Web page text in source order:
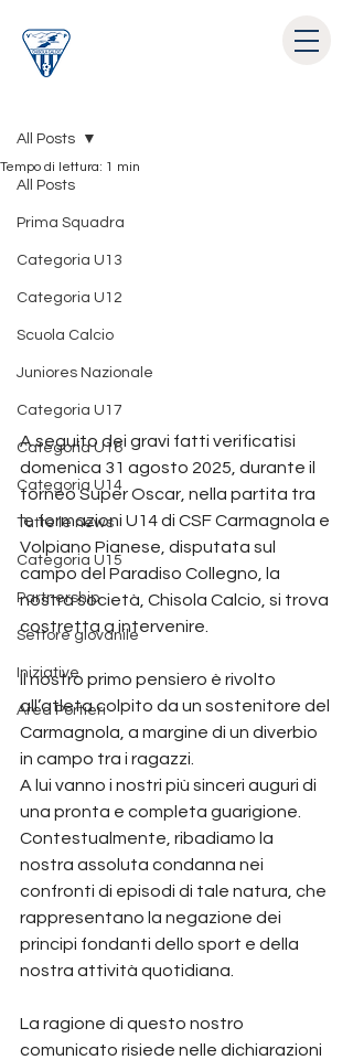
All Posts
Prima Squadra
Categoria U13
Categoria U12
Scuola Calcio
Juniores Nazionale
Categoria U17
Categoria U16
Categoria U14
Tutte le news
Categoria U15
Partnership
Settore giovanile
Iniziative
Area Portieri
All Posts
Tempo di lettura: 1 min
A seguito dei gravi fatti verificatisi
domenica 31 agosto 2025, durante il
torneo Super Oscar, nella partita tra
le formazioni U14 di CSF Carmagnola e
Volpiano Pianese, disputata sul
campo del Paradiso Collegno, la
nostra società, Chisola Calcio, si trova
costretta a intervenire.
Il nostro primo pensiero è rivolto
all’atleta colpito da un sostenitore del
Carmagnola, a margine di un diverbio
in campo tra i ragazzi.
A lui vanno i nostri più sinceri auguri di
una pronta e completa guarigione.
Contestualmente, ribadiamo la
nostra assoluta condanna nei
confronti di episodi di tale natura, che
rappresentano la negazione dei
principi fondanti dello sport e della
nostra attività quotidiana.
La ragione di questo nostro
comunicato risiede nelle dichiarazioni